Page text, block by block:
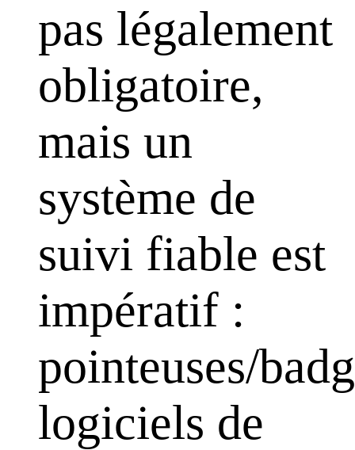
pas légalement
obligatoire,
mais un
système de
suivi fiable est
impératif :
pointeuses/
logiciels de